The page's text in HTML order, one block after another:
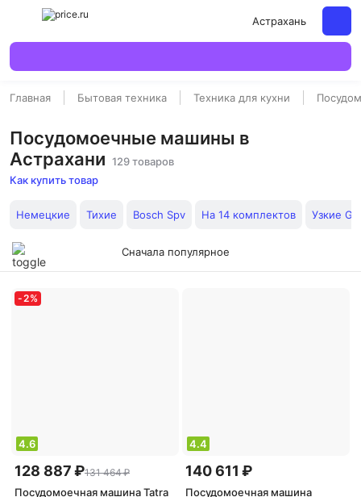
Астрахань
Главная Бытовая техника Техника для кухни
Посудомоечные машины в
Астрахани 129 товаров
Как купить товар
Немецкие Тихие Bosch Spv На 14 комплектов Узкие
Сначала популярное
-2%
4.6
128 887 ₽131 464 ₽
Посудомоечная машина Tatra
4.4
140 611 ₽
Посудомоечная машина